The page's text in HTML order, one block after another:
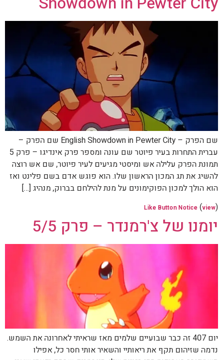
שם הפרק – English Showdown in Pewter City שם הפרק –
עברית התחרות בעיר פיוטר שם עונה ומספר פרק אינדיגו – פרק 5
תמונת הפרק עלילה אש ומיסטי מגיעים לעיר פיוטר, שם אש רוצה
להשיג את תג המכון הראשון שלו. הוא פוגש אדם בשם פלינט ואז
הוא הולך למכון הפוקימונים על מנת להילחם בברוק, מנהיג […]
Like Button Notice (view)
יומנו של צ'רמנדר – פרק 5/5
יום 407 זה כבר שבועיים שלמים מאז שראיתי לאחרונה את השמש.
נדמה שזיהום תקף את ריאותיי והשאיר אותי חסר כל, אפילו